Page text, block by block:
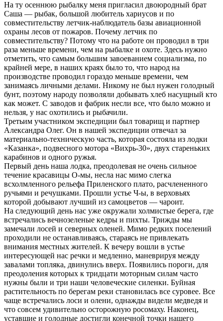
На ту осеннюю рыбалку меня пригласил двоюродный брат
Саша — рыбак, большой любитель хариусов и по
совместительству летчик-наблюдатель базы авиационной
охраны лесов от пожаров. Почему летчик по
совместительству? Потому что на работе он проводил в три
раза меньше времени, чем на рыбалке и охоте. Здесь нужно
отметить, что самым большим завоеванием социализма, по
крайней мере, в наших краях было то, что народ на
производстве проводил гораздо меньше времени, чем
занимаясь личными делами. Никому не был нужен голодный
бунт, поэтому народу позволяли добывать хлеб насущный кто
как может. С заводов и фабрик несли все, что было можно и
нельзя, у нас охотились и рыбачили.
Третьим участником экспедиции был товарищ и партнер
Александра Олег. Он в нашей экспедиции отвечал за
материально-техническую часть, которая состояла из лодки
«Казанка», подвесного мотора «Вихрь-30», двух стареньких
карабинов и одного ружья.
Первый день наша лодка, преодолевая не очень сильное
течение красавицы О-мы, несла нас мимо слегка
всхолмленного рельефа Приленского плато, расчлененного
ручьями и речушками. Прошли устье Ч-ы, в верховьях
которой добывают лучший из самоцветов — чароит.
На следующий день нас уже окружали холмистые берега, где
встречались вечнозеленые кедры и пихты. Трижды мы
замечали лосей и северных оленей. Мимо редких поселений
проходили не останавливаясь, стараясь не привлекать
внимания местных жителей. К вечеру вошли в устье
интересующей нас речки и медленно, маневрируя между
завалами топляка, двинулись вверх. Появились пороги, для
преодоления которых к тридцати моторным силам часто
нужны были и три наши человеческие силенки. Буйная
растительность по берегам реки становилась все суровее. Все
чаще встречались лоси и олени, однажды видели медведя и
что совсем удивительно осторожную росомаху. Наконец,
уставшие и голодные достигли конечной точки нашего